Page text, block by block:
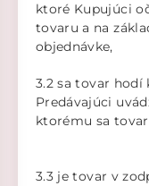
ktoré Kupujúci
tovaru a na
objednávke,
3.2 sa tovar
Predávajúci
ktorému sa
3.3 je tovar v